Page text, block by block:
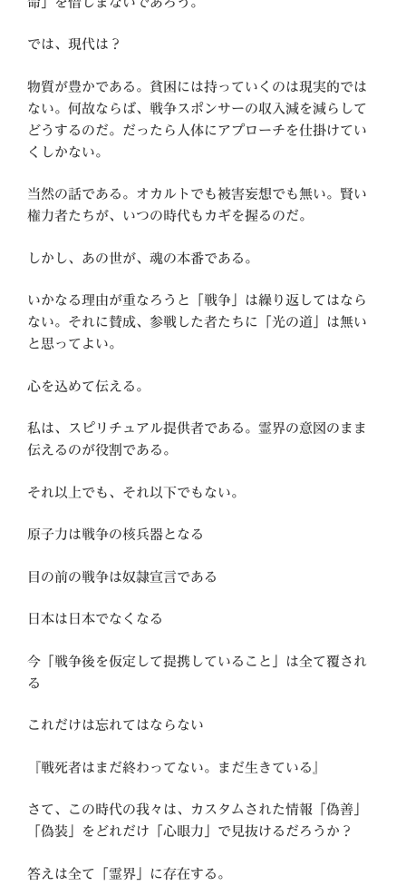
では、現代は？
物質が豊かである。貧困には持っていくのは現実的では
ない。何故ならば、戦争スポンサーの収入減を減らして
どうするのだ。だったら人体にアプローチを仕掛けてい
くしかない。
当然の話である。オカルトでも被害妄想でも無い。賢い
権力者たちが、いつの時代もカギを握るのだ。
しかし、あの世が、魂の本番である。
いかなる理由が重なろうと「戦争」は繰り返してはなら
ない。それに賛成、参戦した者たちに「光の道」は無い
と思ってよい。
心を込めて伝える。
私は、スピリチュアル提供者である。霊界の意図のまま
伝えるのが役割である。
それ以上でも、それ以下でもない。
原子力は戦争の核兵器となる
目の前の戦争は奴隷宣言である
日本は日本でなくなる
今「戦争後を仮定して提携していること」は全て覆され
る
これだけは忘れてはならない
『戦死者はまだ終わってない。まだ生きている』
さて、この時代の我々は、カスタムされた情報「偽善」
「偽装」をどれだけ「心眼力」で見抜けるだろうか？
答えは全て「霊界」に存在する。